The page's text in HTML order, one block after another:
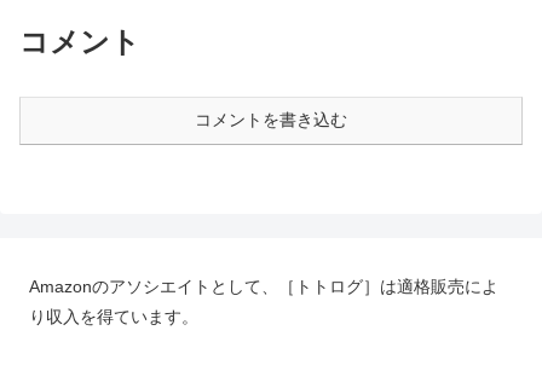
コメント
コメントを書き込む
Amazonのアソシエイトとして、［トトログ］は適格販売によ
り収入を得ています。